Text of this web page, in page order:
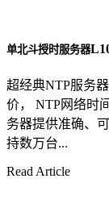
单北斗授时服务器
超经典NTP服务
价， NTP网络时
务器提供准确、
持数万台...
Read Article